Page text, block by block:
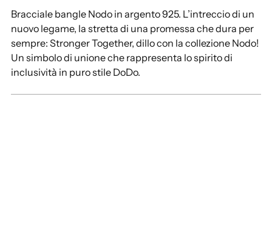
al
carrello...
Bracciale bangle Nodo in argento 925. L’intreccio di un
nuovo legame, la stretta di una promessa che dura per
sempre: Stronger Together, dillo con la collezione Nodo!
Un simbolo di unione che rappresenta lo spirito di
inclusività in puro stile DoDo.